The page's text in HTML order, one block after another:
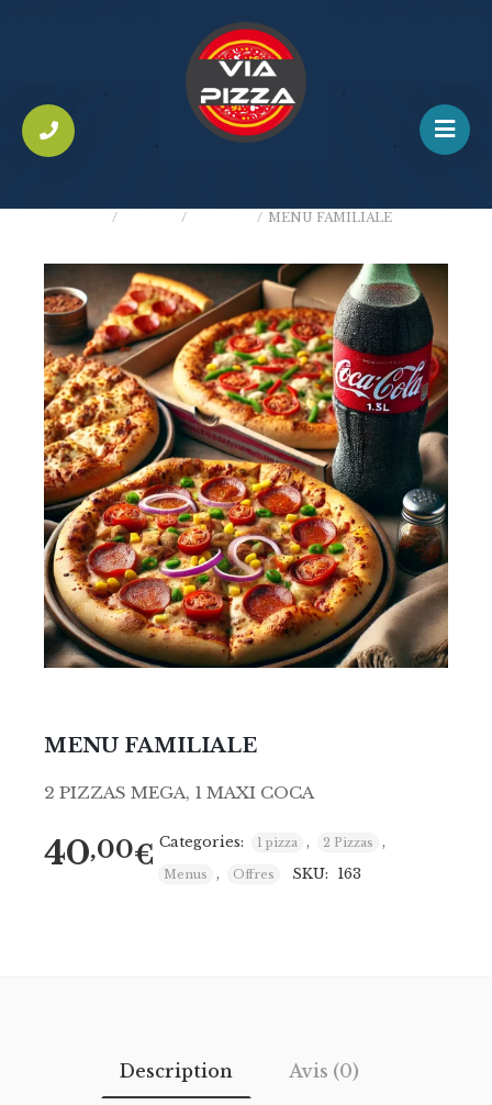
/ / / MENU FAMILIALE
MENU FAMILIALE
2 PIZZAS MEGA, 1 MAXI COCA
40,00€ Categories: 1 pizza , 2 Pizzas ,
Menus , Offres SKU: 163
Description Avis (0)